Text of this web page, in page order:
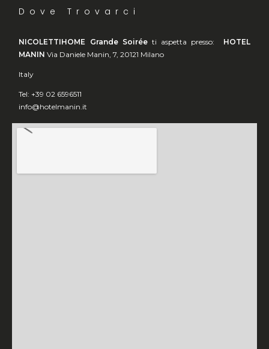
Dove Trovarci
NICOLETTIHOME Grande Soiréeti aspetta presso: HOTEL
MANIN Via Daniele Manin, 7, 20121 Milano
Italy
Tel: +39 02 6596511
info@hotelmanin.it